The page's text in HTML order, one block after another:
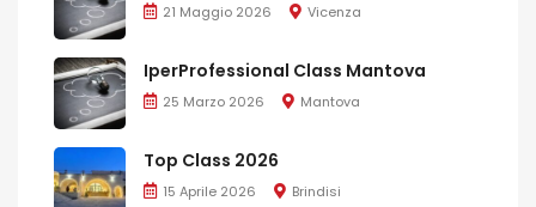
21 Maggio 2026 Vicenza
IperProfessional Class Mantova
25 Marzo 2026 Mantova
Top Class 2026
15 Aprile 2026 Brindisi